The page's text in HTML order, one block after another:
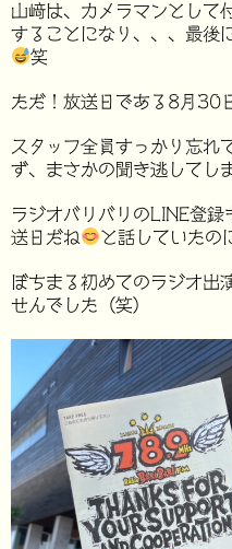
山﨑は、カメラマンとして
することになり、、、最後
笑
ただ！放送日である8月30
スタッフ全員すっかり忘れ
ず、まさかの聞き逃してし
ラジオバリバリのLINE登
送日だね
と話していたの
ぼちまる初めてのラジオ出
せんでした（笑）